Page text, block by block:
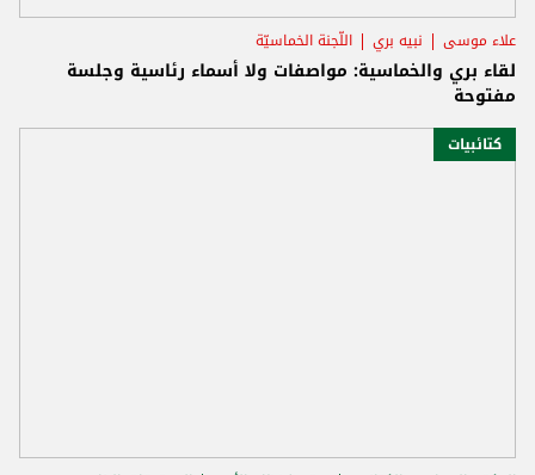
علاء موسى نبيه بري اللّجنة الخماسيّة
لقاء بري والخماسية: مواصفات ولا أسماء رئاسية وجلسة
مفتوحة
كتائبيات